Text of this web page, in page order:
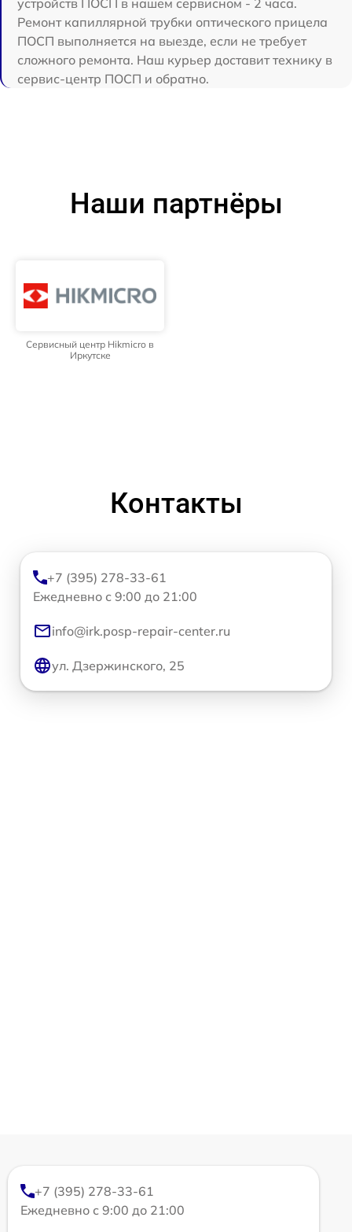
устройств ПОСП в нашем сервисном - 2 часа.
Ремонт капиллярной трубки оптического прицела
ПОСП выполняется на выезде, если не требует
сложного ремонта. Наш курьер доставит технику в
сервис-центр ПОСП и обратно.
Наши партнёры
Сервисный центр Hikmicro в
Иркутске
Контакты
+7 (395) 278-33-61
Ежедневно с 9:00 до 21:00
info@irk.posp-repair-center.ru
ул. Дзержинского, 25
+7 (395) 278-33-61
Ежедневно с 9:00 до 21:00